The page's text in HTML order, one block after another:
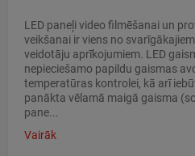
LED paneļi video filmēšanai un
veikšanai ir viens no
veidotāju aprīkojumiem. LED
nepieciešamo papildu gaismas
temperatūras kontrolei, kā arī
panākta vēlamā maigā gaisma
pane...
Vairāk